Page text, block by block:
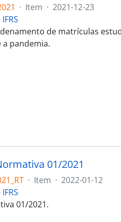
· Item · 2021-12-23
de matrículas
pandemia.
01/2021
· Item · 2022-01-12
01/2021.